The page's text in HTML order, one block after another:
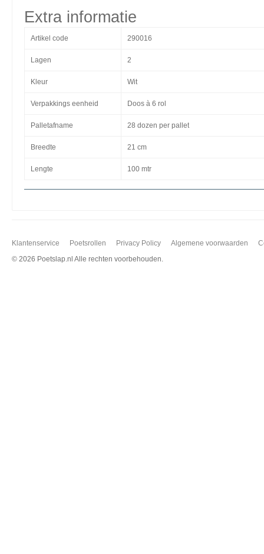
Extra informatie
Artikel code 290016
Lagen 2
Kleur Wit
Verpakkings eenheid Doos à 6 rol
Palletafname 28 dozen per pallet
Breedte 21 cm
Lengte 100 mtr
Klantenservice Poetsrollen Privacy Policy Algemene voorwaarden
© 2026 Poetslap.nl Alle rechten voorbehouden.